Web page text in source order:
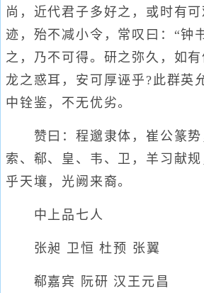
尚，近代君子多好之，或时有
迹，殆不减小令，常叹曰：“钟
之，乃不可得。研之弥久，如
龙之惑耳，安可厚诬乎?此群英
中铨鉴，不无优劣。
赞曰：程邈隶体，崔公篆势
索、郗、皇、韦、卫，羊习献
乎天壤，光阙来裔。
中上品七人
张昶 卫恒 杜预 张翼
郗嘉宾 阮研 汉王元昌